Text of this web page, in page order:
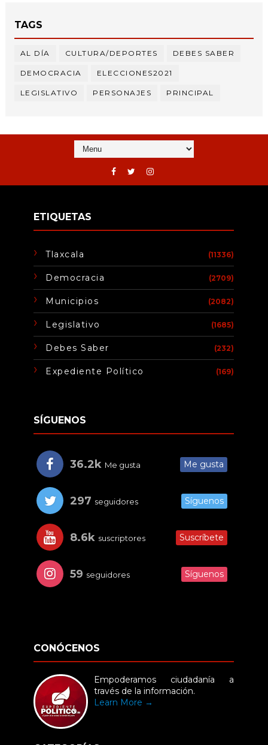
TAGS
AL DÍA CULTURA/DEPORTES DEBES SABER
DEMOCRACIA ELECCIONES2021
LEGISLATIVO PERSONAJES PRINCIPAL
ETIQUETAS
Tlaxcala (11336)
Democracia (2709)
Municipios (2082)
Legislativo (1685)
Debes Saber (232)
Expediente Político (169)
SÍGUENOS
36.2k Me gusta Me gusta
297 seguidores Síguenos
8.6k suscriptores Suscríbete
59 seguidores Síguenos
CONÓCENOS
Empoderamos ciudadanía a
través de la información.
Learn More →